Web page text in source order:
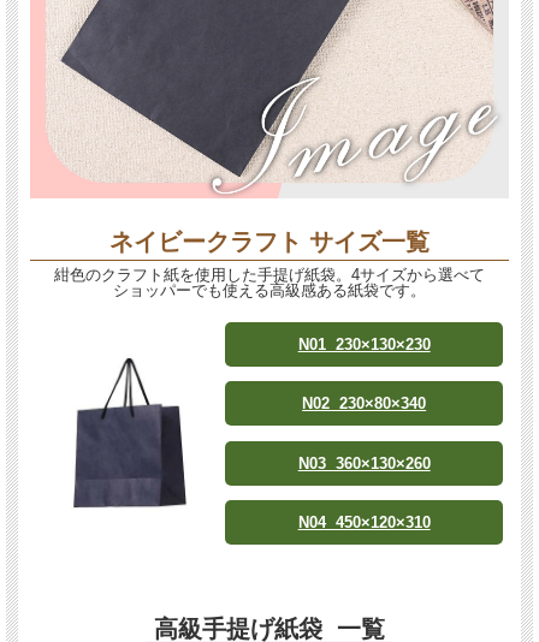
ネイビークラフト サイズ一覧
紺色のクラフト紙を使用した手提げ紙袋。4サイズから選べて
ショッパーでも使える高級感ある紙袋です。
N01 230×130×230
N02 230×80×340
N03 360×130×260
N04 450×120×310
高級手提げ紙袋 一覧